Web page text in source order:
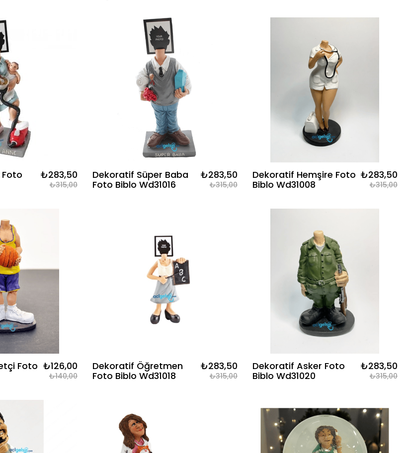
₺283,50
₺315,00
Dekoratif Süper Baba
Foto Biblo Wd31016
₺283,50
₺315,00
Dekoratif Hemşire Foto
Biblo Wd31008
₺283,50
₺315,00
Foto ₺126,00
₺140,00
Dekoratif Öğretmen
Foto Biblo Wd31018
₺283,50
₺315,00
Dekoratif Asker Foto
Biblo Wd31020
₺283,50
₺315,00